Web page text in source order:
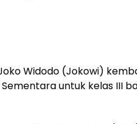
Widodo (Jokowi)
Sementara untuk kelas III